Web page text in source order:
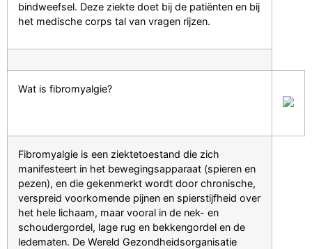
bindweefsel. Deze ziekte doet bij de patiënten en bij
het medische corps tal van vragen rijzen.
Wat is fibromyalgie?
Fibromyalgie is een ziektetoestand die zich
manifesteert in het bewegingsapparaat (spieren en
pezen), en die gekenmerkt wordt door chronische,
verspreid voorkomende pijnen en spierstijfheid over
het hele lichaam, maar vooral in de nek- en
schoudergordel, lage rug en bekkengordel en de
ledematen. De Wereld Gezondheidsorganisatie